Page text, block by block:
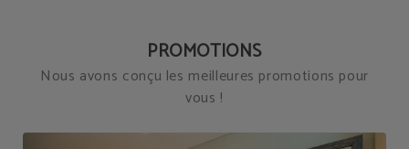
PROMOTIONS
Nous avons conçu les meilleures promotions pour
vous !